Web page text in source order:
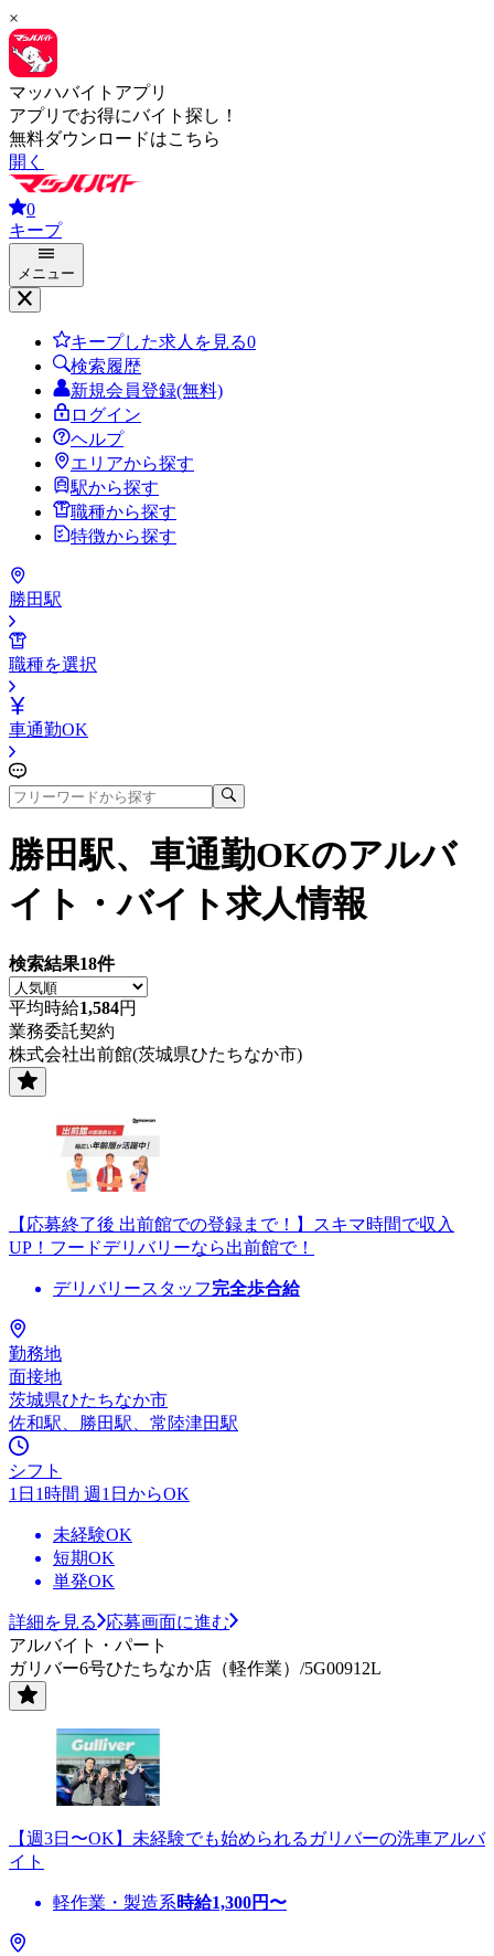
×
マッハバイトアプリ
アプリでお得にバイト探し！
無料ダウンロードはこちら
開く
0
キープ
メニュー
キープした求人を見る0
検索履歴
新規会員登録(無料)
ログイン
ヘルプ
エリアから探す
駅から探す
職種から探す
特徴から探す
勝田駅
職種を選択
車通勤OK
勝田駅、車通勤OKのアルバ
イト・バイト求人情報
検索結果18件
平均時給1,584円
業務委託契約
株式会社出前館(茨城県ひたちなか市)
【応募終了後 出前館での登録まで！】スキマ時間で収入
UP！フードデリバリーなら出前館で！
デリバリースタッフ完全歩合給
勤務地
面接地
茨城県ひたちなか市
佐和駅、勝田駅、常陸津田駅
シフト
1日1時間 週1日からOK
未経験OK
短期OK
単発OK
詳細を見る
応募画面に進む
アルバイト・パート
ガリバー6号ひたちなか店（軽作業）/5G00912L
【週3日〜OK】未経験でも始められるガリバーの洗車アルバ
イト
軽作業・製造系時給1,300円〜